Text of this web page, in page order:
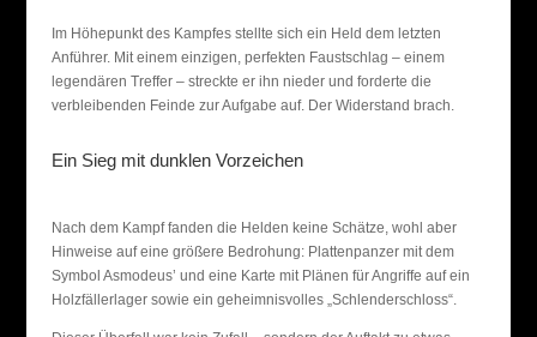
Im Höhepunkt des Kampfes stellte sich ein Held dem letzten
Anführer. Mit einem einzigen, perfekten Faustschlag – einem
legendären Treffer – streckte er ihn nieder und forderte die
verbleibenden Feinde zur Aufgabe auf. Der Widerstand brach.
Ein Sieg mit dunklen Vorzeichen
Nach dem Kampf fanden die Helden keine Schätze, wohl aber
Hinweise auf eine größere Bedrohung: Plattenpanzer mit dem
Symbol Asmodeus’ und eine Karte mit Plänen für Angriffe auf ein
Holzfällerlager sowie ein geheimnisvolles „Schlenderschloss“.